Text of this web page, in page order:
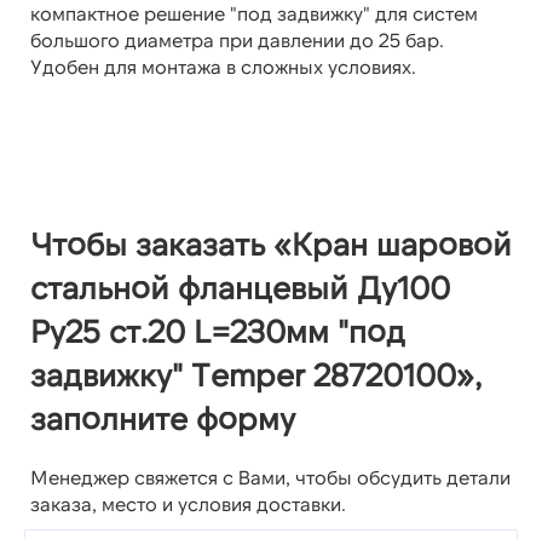
компактное решение "под задвижку" для систем
большого диаметра при давлении до 25 бар.
Удобен для монтажа в сложных условиях.
Чтобы заказать «Кран шаровой
стальной фланцевый Ду100
Ру25 ст.20 L=230мм "под
задвижку" Temper 28720100»,
заполните форму
Менеджер свяжется с Вами, чтобы обсудить детали
заказа, место и условия доставки.